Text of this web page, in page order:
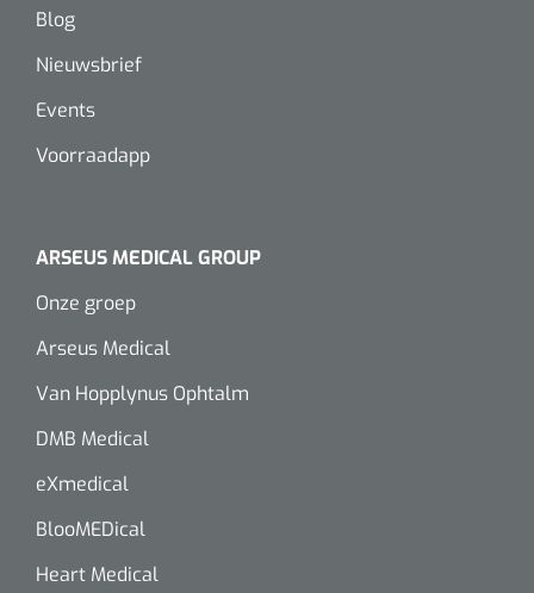
Alginaten
Kleeflaag removers
Nierbekken
Wondreinigers
Blog
Nieuwsbrief
Events
Voorraadapp
ARSEUS MEDICAL GROUP
Onze groep
Arseus Medical
Van Hopplynus Ophtalm
DMB Medical
eXmedical
BlooMEDical
Heart Medical